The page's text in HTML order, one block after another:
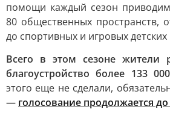
помощи каждый сезон
80 общественных пространств,
до спортивных и игровых
Всего в этом сезоне жители
благоустройство более 133
этого еще не сделали,
— голосование продолжается